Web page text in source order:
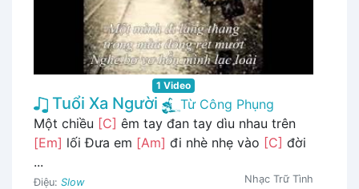
1 Video
Tuổi Xa Người
Từ Công Phụng
Một chiều [C] êm tay đan tay dìu nhau trên
[Em] lối Đưa em [Am] đi nhè nhẹ vào [C] đời
...
Điệu: Slow Nhạc Trữ Tình